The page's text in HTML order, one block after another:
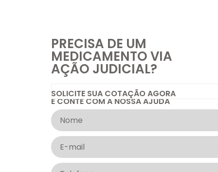
PRECISA DE UM
MEDICAMENTO VIA
AÇÃO JUDICIAL?
SOLICITE SUA COTAÇÃO AGORA
E CONTE COM A NOSSA AJUDA